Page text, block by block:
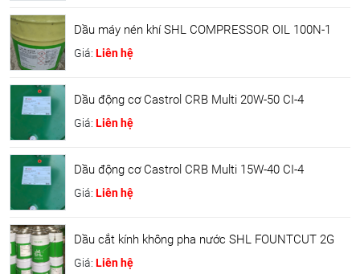
Dầu máy nén khí SHL COMPRESSOR OIL 100N-1
Giá: Liên hệ
Dầu động cơ Castrol CRB Multi 20W-50 CI-4
Giá: Liên hệ
Dầu động cơ Castrol CRB Multi 15W-40 CI-4
Giá: Liên hệ
Dầu cắt kính không pha nước SHL FOUNTCUT 2G
Giá: Liên hệ